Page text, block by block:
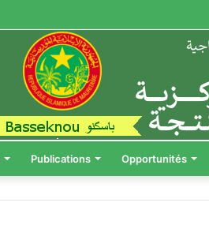
Publications Opportunités